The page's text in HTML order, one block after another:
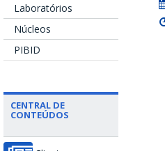
Laboratórios
Núcleos
PIBID
CENTRAL DE
CONTEÚDOS